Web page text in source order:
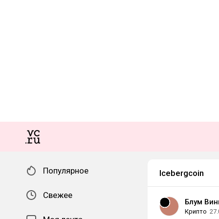
Популярное
Свежее
Icebergcoin
Блум
Крипто